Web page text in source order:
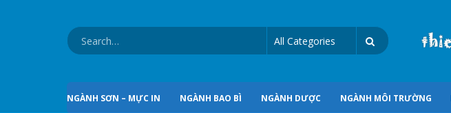
NGÀNH SƠN – MỰC IN NGÀNH BAO BÌ NGÀNH DƯỢC NGÀNH MÔI TRƯỜNG